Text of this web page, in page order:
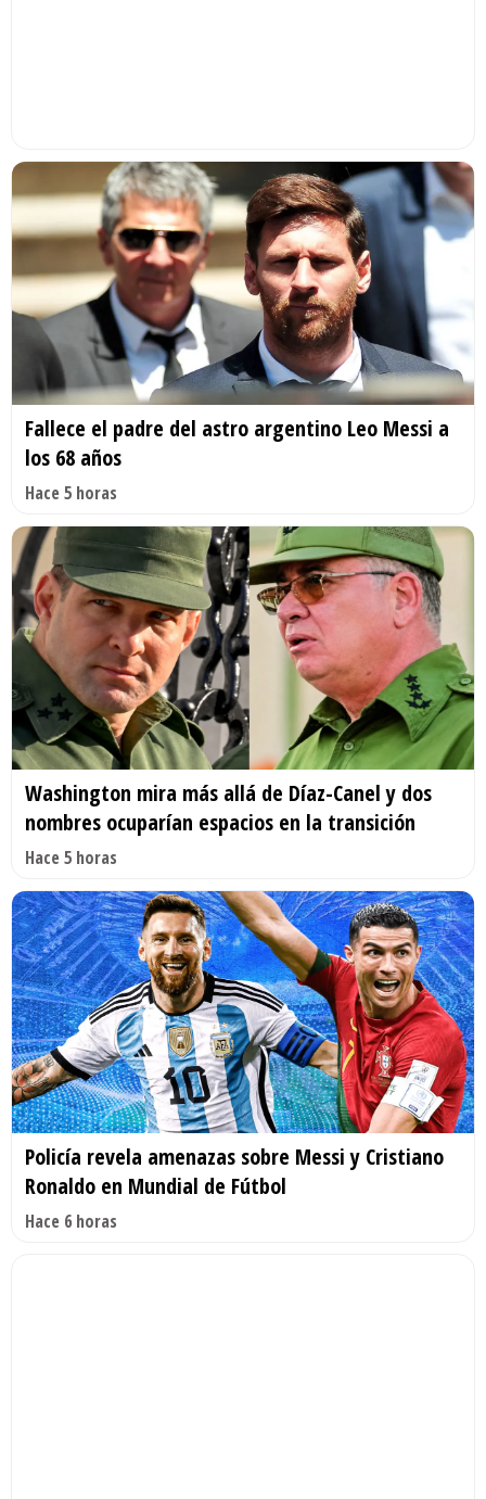
Fallece el padre del astro argentino Leo Messi a
los 68 años
Hace 5 horas
Washington mira más allá de Díaz-Canel y dos
nombres ocuparían espacios en la transición
Hace 5 horas
Policía revela amenazas sobre Messi y Cristiano
Ronaldo en Mundial de Fútbol
Hace 6 horas